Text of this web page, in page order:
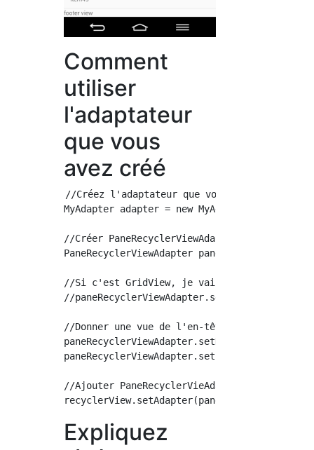
Comment
utiliser
l'adaptateur
que vous
avez créé
//Créez l'adaptateur que vous souhaitez
MyAdapter adapter = new MyAdapter();
//Créer PaneRecyclerViewAdapter
PaneRecyclerViewAdapter
//Si c'est GridView, je vais vous donner
//
//Donner une vue de l'en-tête et du pied de
//Ajouter PaneRecyclerVieAdapter à
Expliquez